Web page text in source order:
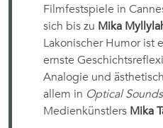
Filmfestspiele in
sich bis zu Mika
Lakonischer Humor ist
ernste
Analogie und
allem in Optical Sounds
Medienkünstlers Mika